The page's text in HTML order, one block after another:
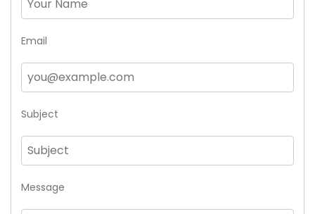
Email
Subject
Message